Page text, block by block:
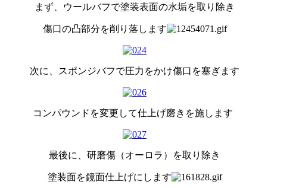
まず、ウールバフで塗装表面の水垢を取り除き
傷口の凸部分を削り落します
次に、スポンジバフで圧力をかけ傷口を塞ぎます
コンパウンドを変更して仕上げ磨きを施します
最後に、研磨傷（オーロラ）を取り除き
塗装面を鏡面仕上げにします